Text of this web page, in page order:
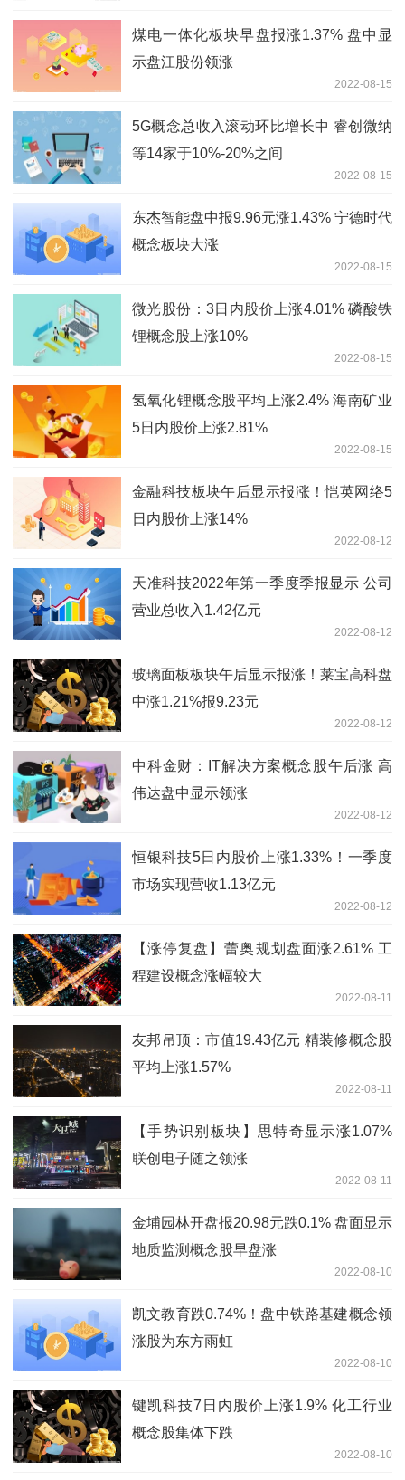
煤电一体化板块早盘报涨1.37% 盘中显
示盘江股份领涨
2022-08-15
5G概念总收入滚动环比增长中 睿创微纳
等14家于10%-20%之间
2022-08-15
东杰智能盘中报9.96元涨1.43% 宁德时代
概念板块大涨
2022-08-15
微光股份：3日内股价上涨4.01% 磷酸铁
锂概念股上涨10%
2022-08-15
氢氧化锂概念股平均上涨2.4% 海南矿业
5日内股价上涨2.81%
2022-08-15
金融科技板块午后显示报涨！恺英网络5
日内股价上涨14%
2022-08-12
天准科技2022年第一季度季报显示 公司
营业总收入1.42亿元
2022-08-12
玻璃面板板块午后显示报涨！莱宝高科盘
中涨1.21%报9.23元
2022-08-12
中科金财：IT解决方案概念股午后涨 高
伟达盘中显示领涨
2022-08-12
恒银科技5日内股价上涨1.33%！一季度
市场实现营收1.13亿元
2022-08-12
【涨停复盘】蕾奥规划盘面涨2.61% 工
程建设概念涨幅较大
2022-08-11
友邦吊顶：市值19.43亿元 精装修概念股
平均上涨1.57%
2022-08-11
【手势识别板块】思特奇显示涨1.07%
联创电子随之领涨
2022-08-11
金埔园林开盘报20.98元跌0.1% 盘面显示
地质监测概念股早盘涨
2022-08-10
凯文教育跌0.74%！盘中铁路基建概念领
涨股为东方雨虹
2022-08-10
键凯科技7日内股价上涨1.9% 化工行业
概念股集体下跌
2022-08-10